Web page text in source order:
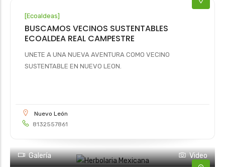
[Ecoaldeas]
BUSCAMOS VECINOS SUSTENTABLES
ECOALDEA REAL CAMPESTRE
UNETE A UNA NUEVA AVENTURA COMO VECINO
SUSTENTABLE EN NUEVO LEON.
Nuevo León
8132557861
Galería Video